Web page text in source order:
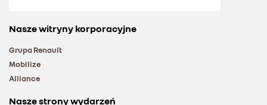
Nasze witryny korporacyjne
Grupa Renault
Mobilize
Alliance
Nasze strony wydarzeń